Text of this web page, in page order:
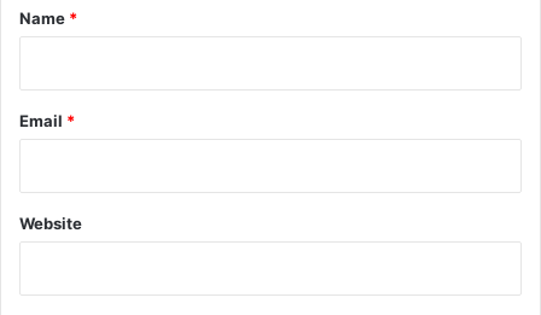
*
Name *
Email *
Website